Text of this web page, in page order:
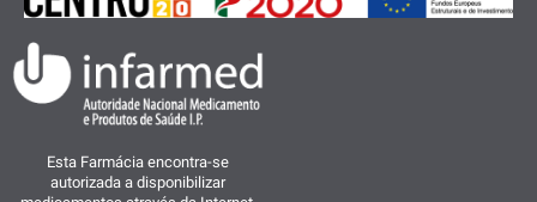
Esta Farmácia encontra-se
autorizada a disponibilizar